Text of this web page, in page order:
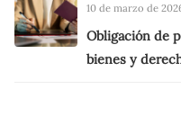
10 de marzo de
Obligación de
bienes y